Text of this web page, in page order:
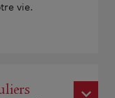
vie.